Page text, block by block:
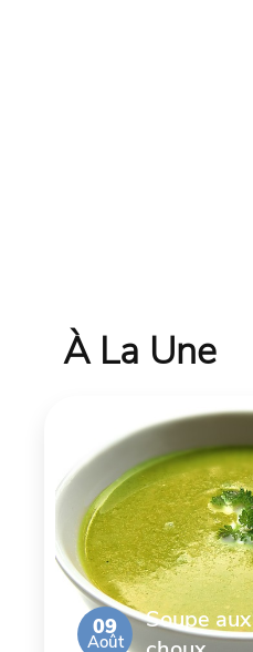
À La Une
09
Août
Soupe aux